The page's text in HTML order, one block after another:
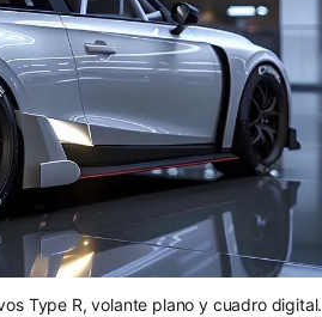
Type R, volante plano y cuadro digital.